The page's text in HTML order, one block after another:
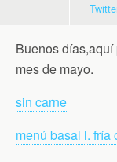
Buenos
mes de mayo.
sin carne
menú basal l. fría